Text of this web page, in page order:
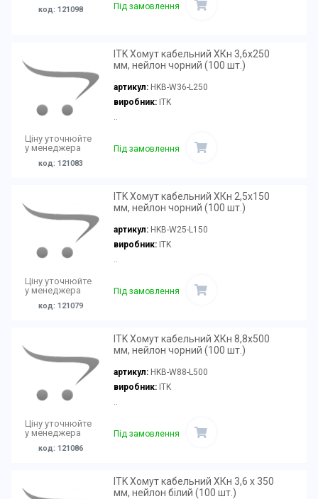
код: 121098 Під замовлення
Ціну уточнюйте
у менеджера
код: 121083
ITK Хомут кабельний ХКн 3,6х250
мм, нейлон чорний (100 шт.)
артикул: HKB-W36-L250
виробник:ITK
..
Під замовлення
Ціну уточнюйте
у менеджера
код: 121079
ITK Хомут кабельний ХКн 2,5х150
мм, нейлон чорний (100 шт.)
артикул: HKB-W25-L150
виробник:ITK
..
Під замовлення
Ціну уточнюйте
у менеджера
код: 121086
ITK Хомут кабельний ХКн 8,8х500
мм, нейлон чорний (100 шт.)
артикул: HKB-W88-L500
виробник:ITK
..
Під замовлення
ITK Хомут кабельний ХКн 3,6 х 350
мм, нейлон білий (100 шт.)